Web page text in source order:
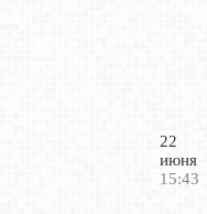
22
июня
15:43